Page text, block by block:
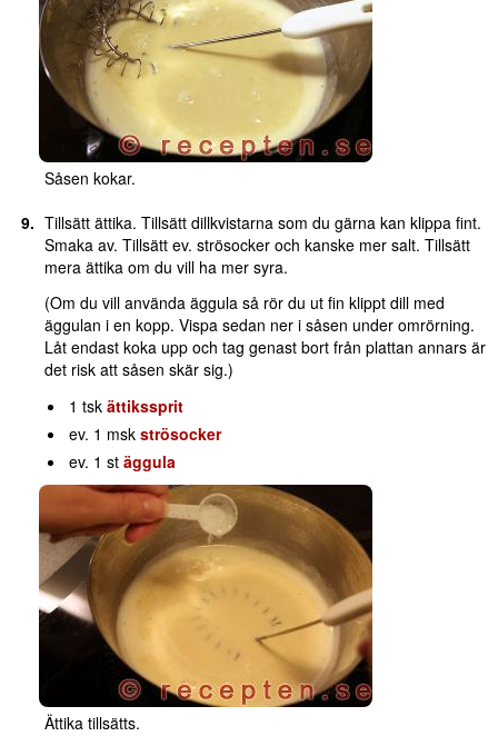
Såsen kokar.
Tillsätt ättika. Tillsätt dillkvistarna som du gärna kan klippa fint.
Smaka av. Tillsätt ev. strösocker och kanske mer salt. Tillsätt
mera ättika om du vill ha mer syra.
(Om du vill använda äggula så rör du ut fin klippt dill med
äggulan i en kopp. Vispa sedan ner i såsen under omrörning.
Låt endast koka upp och tag genast bort från plattan annars är
det risk att såsen skär sig.)
1 tskättikssprit
ev. 1 mskströsocker
ev. 1 stäggula
Ättika tillsätts.